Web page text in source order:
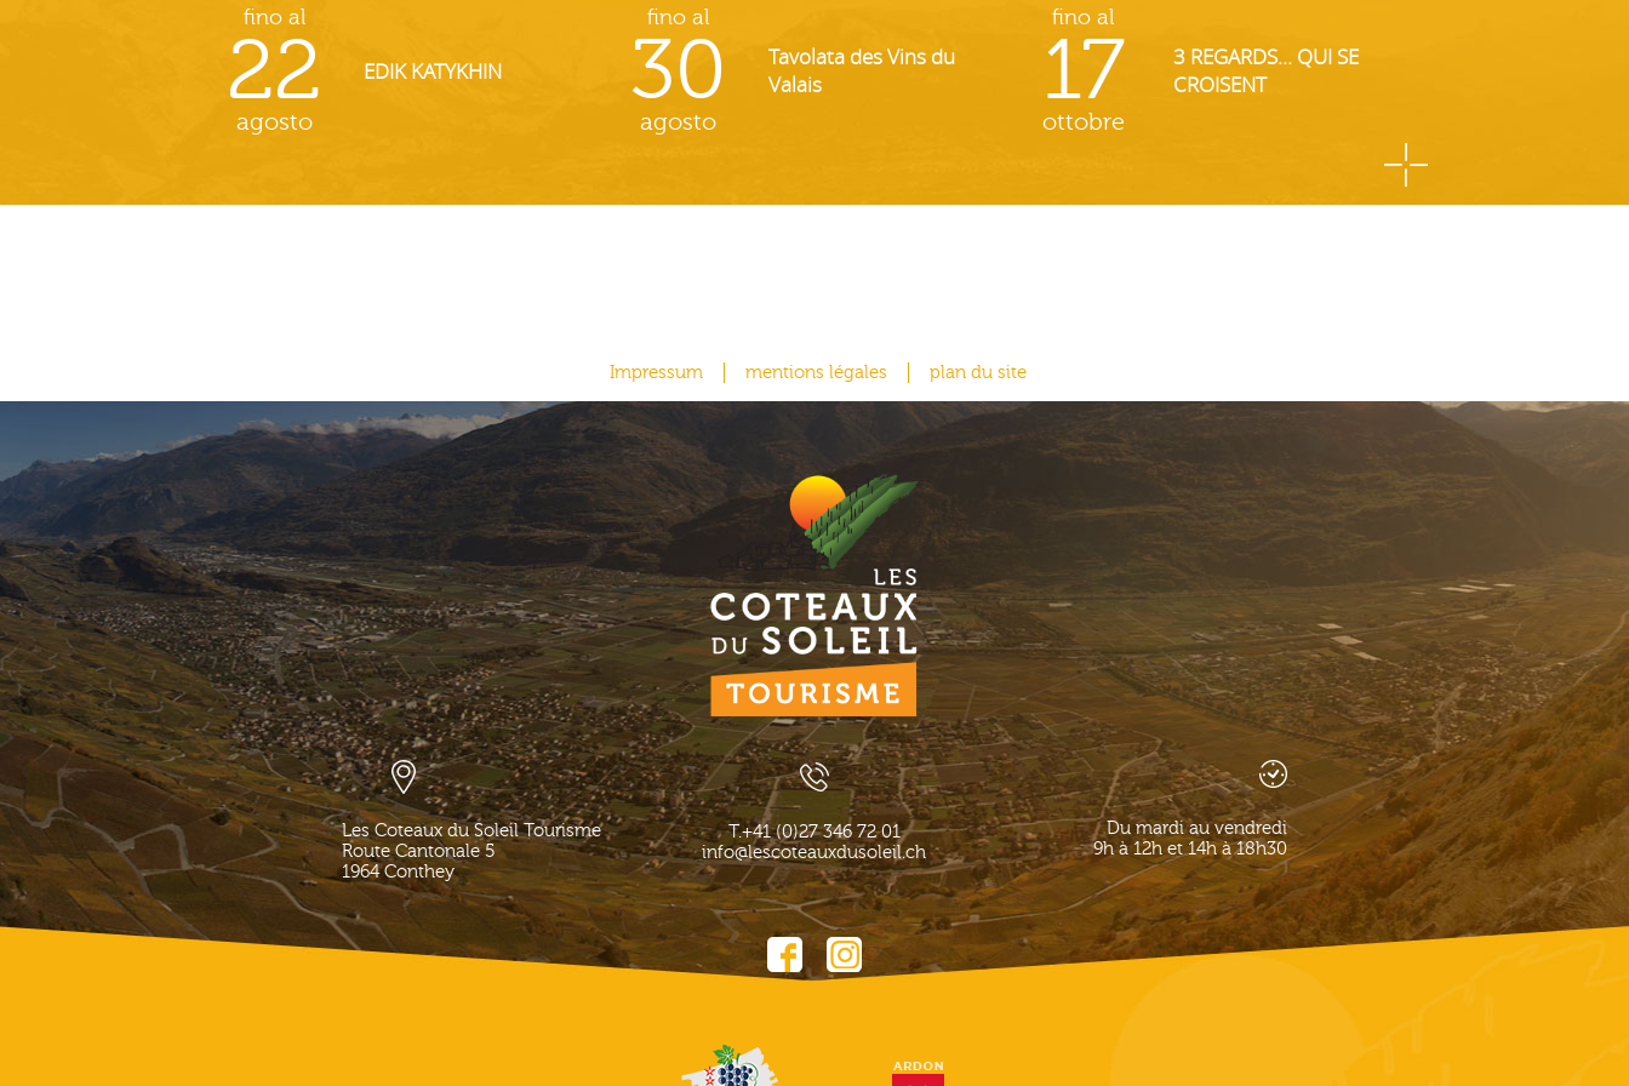
fino al
22
agosto
EDIK KATYKHIN
fino al
30
agosto
Tavolata des Vins du
Valais
fino al
17
ottobre
3 REGARDS... QUI SE
CROISENT
Impressum mentions légales plan du site
Les Coteaux du Soleil Tourisme
Route Cantonale 5
1964 Conthey
T.+41 (0)27 346 72 01
info@lescoteauxdusoleil.ch
Du mardi au vendredi
9h à 12h et 14h à 18h30